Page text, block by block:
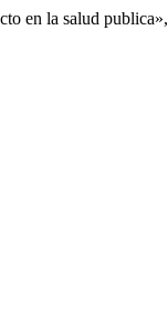
en la salud publica»,